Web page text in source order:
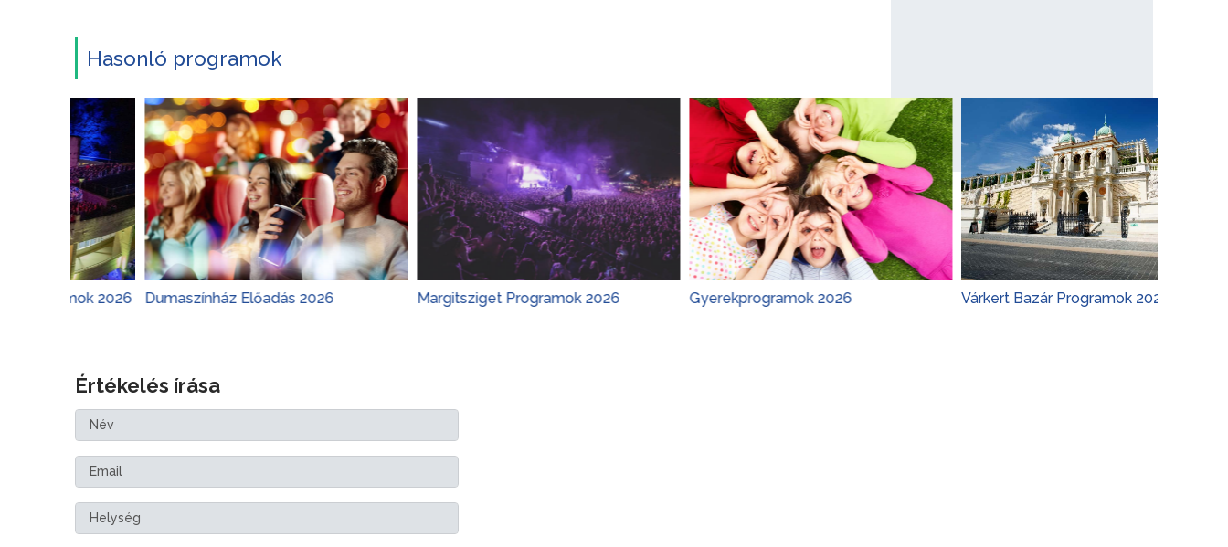
Hasonló programok
Dumaszínház Előadás 2026 Margitsziget Programok 2026 Gyerekprogramok 2026 Várkert Bazár Programok 2026
Értékelés írása